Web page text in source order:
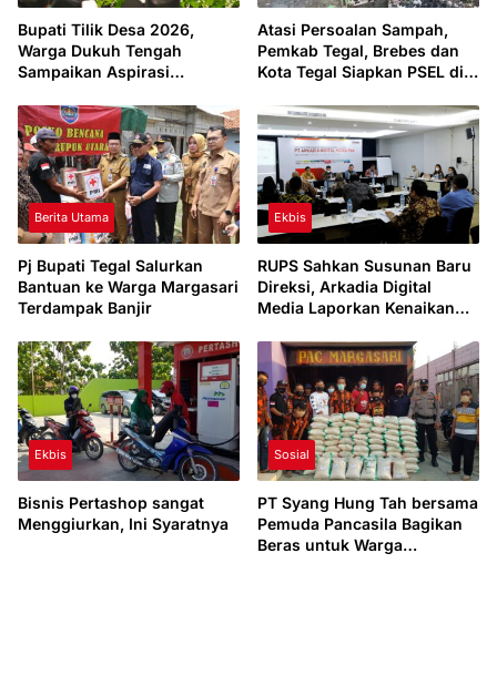
Bupati Tilik Desa 2026,
Warga Dukuh Tengah
Sampaikan Aspirasi
Pemerintah Kabupaten Tegal
Atasi Persoalan Sampah,
Pemkab Tegal, Brebes dan
Kota Tegal Siapkan PSEL di
Berita Utama
Pj Bupati Tegal Salurkan
Bantuan ke Warga Margasari
Terdampak Banjir
Ekbis
RUPS Sahkan Susunan Baru
Direksi, Arkadia Digital
Media Laporkan Kenaikan
Ekbis
Bisnis Pertashop sangat
Menggiurkan, Ini Syaratnya
Sosial
PT Syang Hung Tah bersama
Pemuda Pancasila Bagikan
Beras untuk Warga